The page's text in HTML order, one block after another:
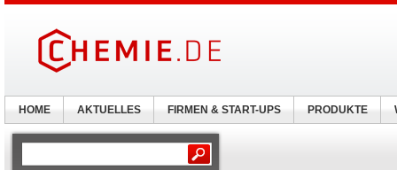
HOME AKTUELLES FIRMEN & START-UPS PRODUKTE